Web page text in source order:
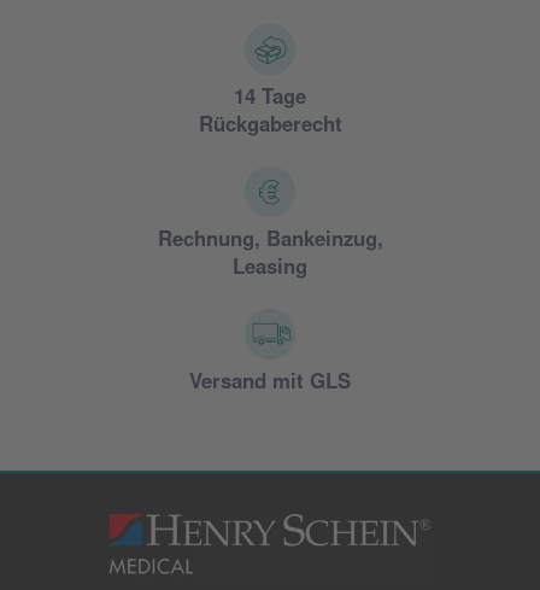
14 Tage
Rückgaberecht
Rechnung, Bankeinzug,
Leasing
Versand mit GLS